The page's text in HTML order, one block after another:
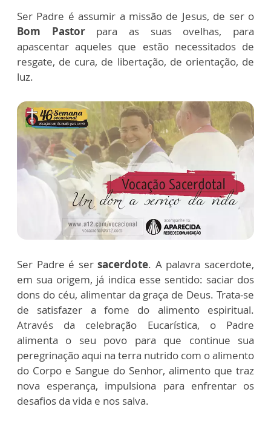
Ser Padre é assumir a missão de Jesus, de ser o
Bom Pastorpara as suas ovelhas, para
apascentar aqueles que estão necessitados de
resgate, de cura, de libertação, de orientação, de
luz.
Ser Padre é sersacerdote. A palavra sacerdote,
em sua origem, já indica esse sentido: saciar dos
dons do céu, alimentar da graça de Deus. Trata-se
de satisfazer a fome do alimento espiritual.
Através da celebração Eucarística, o Padre
alimenta o seu povo para que continue sua
peregrinação aqui na terra nutrido com o alimento
do Corpo e Sangue do Senhor, alimento que traz
nova esperança, impulsiona para enfrentar os
desafios da vida e nos salva.